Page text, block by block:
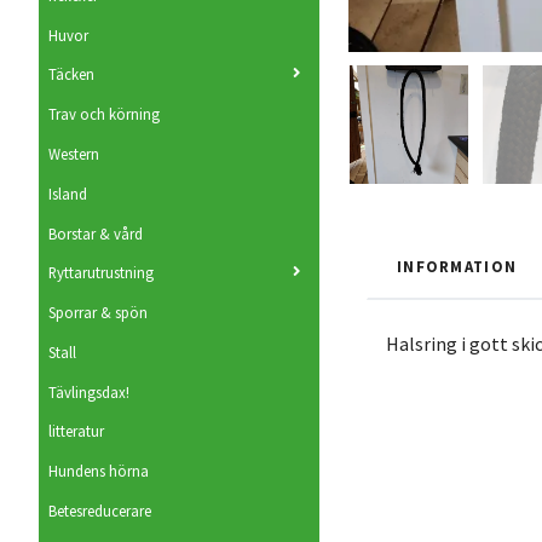
Huvor
Täcken
Trav och körning
Western
Island
Borstar & vård
Ryttarutrustning
Sporrar & spön
Stall
Tävlingsdax!
litteratur
Hundens hörna
Betesreducerare
INFORMATION
Halsring i gott